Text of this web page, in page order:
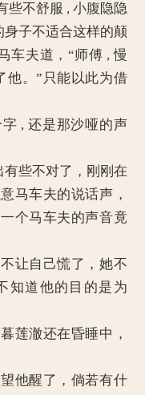
不舒服 , 小腹隐隐
子不适合这样的颠
车夫道，“师傅 , 慢
他。”只能以此为借
, 还是那沙哑的声
些不对了，刚刚在
马车夫的说话声，
个马车夫的声音竟
让自己慌了，她不
知道他的目的是为
澈还在昏睡中，
他醒了，倘若有什